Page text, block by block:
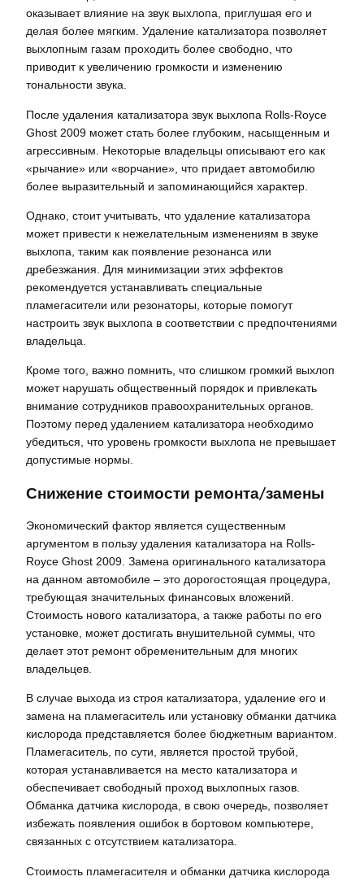
оказывает влияние на звук выхлопа, приглушая его и
делая более мягким. Удаление катализатора позволяет
выхлопным газам проходить более свободно, что
приводит к увеличению громкости и изменению
тональности звука.
После удаления катализатора звук выхлопа Rolls-Royce
Ghost 2009 может стать более глубоким, насыщенным и
агрессивным. Некоторые владельцы описывают его как
«рычание» или «ворчание», что придает автомобилю
более выразительный и запоминающийся характер.
Однако, стоит учитывать, что удаление катализатора
может привести к нежелательным изменениям в звуке
выхлопа, таким как появление резонанса или
дребезжания. Для минимизации этих эффектов
рекомендуется устанавливать специальные
пламегасители или резонаторы, которые помогут
настроить звук выхлопа в соответствии с предпочтениями
владельца.
Кроме того, важно помнить, что слишком громкий выхлоп
может нарушать общественный порядок и привлекать
внимание сотрудников правоохранительных органов.
Поэтому перед удалением катализатора необходимо
убедиться, что уровень громкости выхлопа не превышает
допустимые нормы.
Снижение стоимости ремонта/замены
Экономический фактор является существенным
аргументом в пользу удаления катализатора на Rolls-
Royce Ghost 2009. Замена оригинального катализатора
на данном автомобиле – это дорогостоящая процедура,
требующая значительных финансовых вложений.
Стоимость нового катализатора, а также работы по его
установке, может достигать внушительной суммы, что
делает этот ремонт обременительным для многих
владельцев.
В случае выхода из строя катализатора, удаление его и
замена на пламегаситель или установку обманки датчика
кислорода представляется более бюджетным вариантом.
Пламегаситель, по сути, является простой трубой,
которая устанавливается на место катализатора и
обеспечивает свободный проход выхлопных газов.
Обманка датчика кислорода, в свою очередь, позволяет
избежать появления ошибок в бортовом компьютере,
связанных с отсутствием катализатора.
Стоимость пламегасителя и обманки датчика кислорода